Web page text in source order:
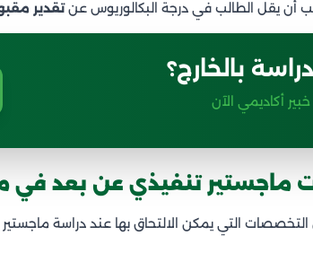
أن يقل الطالب في درجة البكالوريوس عنتقدير
بالخارج؟
أكاديمي الآن
تنفيذي عن بعد في
التخصصات التي يمكن الالتحاق بها عند دراسة